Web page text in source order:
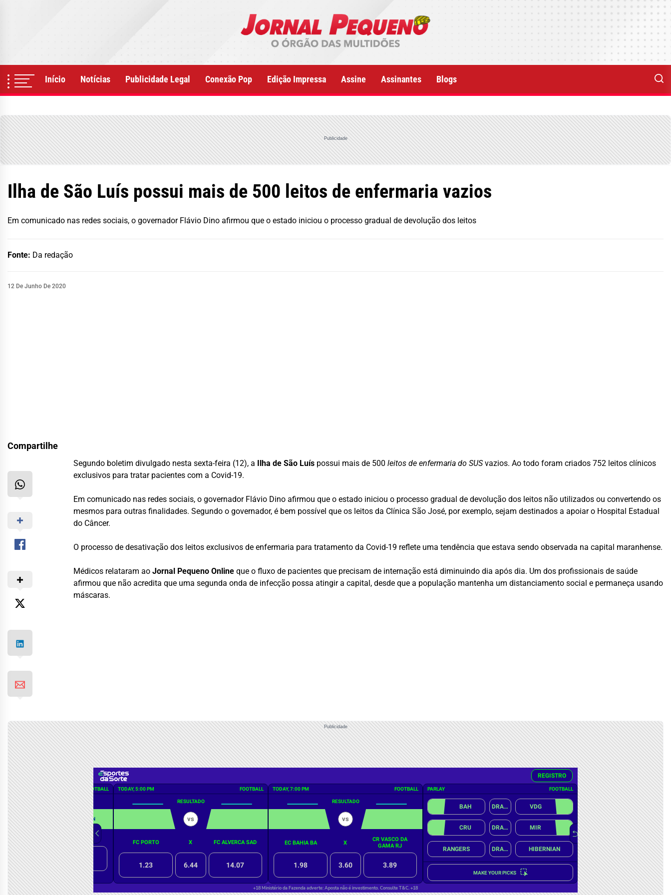
Início Notícias Publicidade Legal Conexão Pop Edição Impressa Assine Assinantes Blogs
Publicidade
Ilha de São Luís possui mais de 500 leitos de enfermaria vazios
Em comunicado nas redes sociais, o governador Flávio Dino afirmou que o estado iniciou o processo gradual de devolução dos leitos
Fonte: Da redação
12 De Junho De 2020
Compartilhe
Segundo boletim divulgado nesta sexta-feira (12), a Ilha de São Luís possui mais de 500leitos de enfermaria do SUSvazios. Ao todo foram criados 752 leitos clínicos
exclusivos para tratar pacientes com a Covid-19.
Em comunicado nas redes sociais, o governador Flávio Dino afirmou que o estado iniciou o processo gradual de devolução dos leitos não utilizados ou convertendo os
mesmos para outras finalidades. Segundo o governador, é bem possível que os leitos da Clínica São José, por exemplo, sejam destinados a apoiar o Hospital Estadual
do Câncer.
O processo de desativação dos leitos exclusivos de enfermaria para tratamento da Covid-19 reflete uma tendência que estava sendo observada na capital maranhense.
Médicos relataram aoJornal Pequeno Online que o fluxo de pacientes que precisam de internação está diminuindo dia após dia. Um dos profissionais de saúde
afirmou que não acredita que uma segunda onda de infecção possa atingir a capital, desde que a população mantenha um distanciamento social e permaneça usando
máscaras.
Publicidade